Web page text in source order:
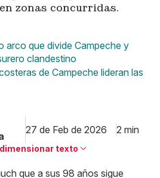
zonas concurridas.
arco que divide Campeche y
clandestino
de Campeche lideran las
27 de Feb de 2026 2 min
texto